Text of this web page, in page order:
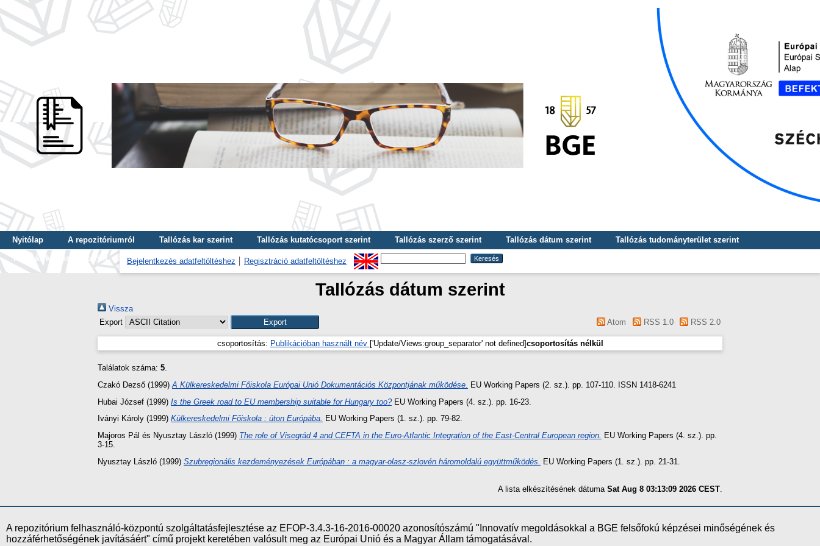
Nyitólap A repozitóriumról Tallózás kar szerint Tallózás kutatócsoport szerint Tallózás szerző szerint Tallózás dátum szerint
Tallózás tudományterület szerint
Tallózás kulcsszó szerint
Bejelentkezés adatfeltöltéshez Regisztráció adatfeltöltéshez
Tallózás dátum szerint
Vissza
Export
Atom RSS 1.0 RSS 2.0
csoportosítás: Publikációban használt név ['Update/Views:group_separator' not defined]csoportosítás nélkül
Találatok száma: 5.
Czakó Dezső (1999) A Külkereskedelmi Főiskola Európai Unió Dokumentációs Központjának működése.
EU Working Papers (2. sz.). pp. 107-110. ISSN 1418-6241
Hubai József (1999) Is the Greek road to EU membership suitable for Hungary too?EU Working Papers (4. sz.). pp. 16-23.
Iványi Károly (1999) Külkereskedelmi Főiskola : úton Európába. EU Working Papers (1. sz.). pp. 79-82.
Majoros Pál és Nyusztay László (1999) The role of Visegrád 4 and CEFTA in the Euro-Atlantic Integration of the East-Central European region. EU Working Papers (4. sz.). pp.
3-15.
Nyusztay László (1999) Szubregionális kezdeményezések Európában : a magyar-olasz-szlovén háromoldalú együttműködés. EU Working Papers (1. sz.). pp. 21-31.
A lista elkészítésének dátuma Sat Aug 8 03:13:09 2026 CEST
A repozitórium felhasználó-központú szolgáltatásfejlesztése az EFOP-3.4.3-16-2016-00020 azonosítószámú "Innovatív megoldásokkal a BGE felsőfokú képzései minőségének és
hozzáférhetőségének javításáért" című projekt keretében valósult meg az Európai Unió és a Magyar Állam támogatásával.